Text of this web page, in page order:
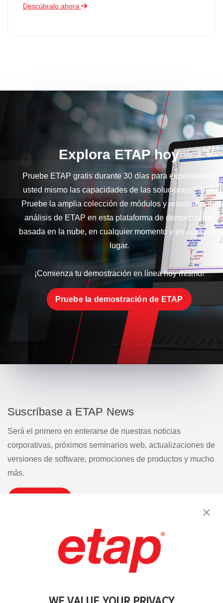
Descúbralo ahora
Explora ETAP hoy
Pruebe ETAP gratis durante 30 días para experimentar
usted mismo las capacidades de las soluciones ETAP.
Pruebe la amplia colección de módulos y resultados de
análisis de ETAP en esta plataforma de demostración
basada en la nube, en cualquier momento y en cualquier
lugar.
¡Comienza tu demostración en línea hoy mismo!
Pruebe la demostración de ETAP
Suscríbase a ETAP News
Será el primero en enterarse de nuestras noticias
corporativas, próximos seminarios web, actualizaciones de
versiones de software, promociones de productos y mucho
más.
Contáctenos | Condiciones de uso
política de privacidad Mapa del sitio